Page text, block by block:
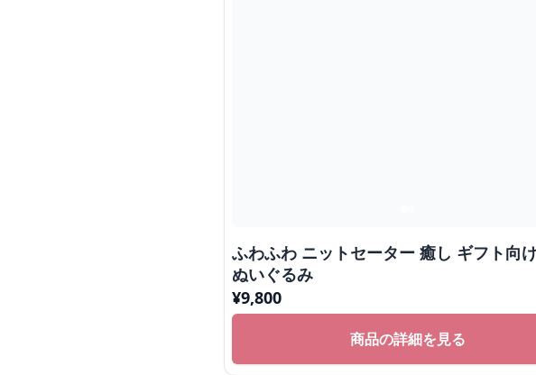
ふわふわ ニットセーター 癒し ギフト向
ぬいぐるみ
¥9,800
商品の詳細を見る